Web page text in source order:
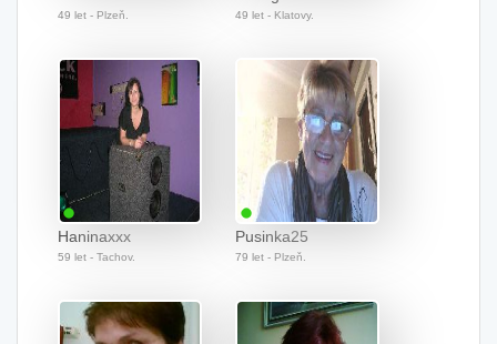
49 let - Plzeň. 49 let - Klatovy.
Haninaxxx
59 let - Tachov.
Pusinka25
79 let - Plzeň.